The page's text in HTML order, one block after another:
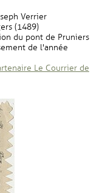
Verrier
(1489)
du pont de Pruniers
de l'année
Le Courrier de